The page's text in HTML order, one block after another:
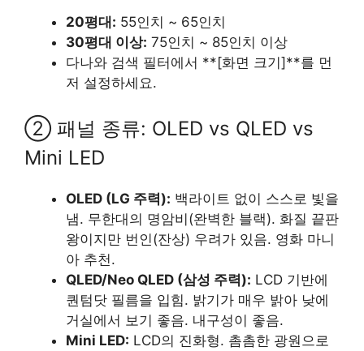
20평대: 55인치 ~ 65인치
30평대 이상: 75인치 ~ 85인치 이상
다나와 검색 필터에서 **[화면 크기]**를 먼
저 설정하세요.
② 패널 종류: OLED vs QLED vs
Mini LED
OLED (LG 주력): 백라이트 없이 스스로 빛을
냄. 무한대의 명암비(완벽한 블랙). 화질 끝판
왕이지만 번인(잔상) 우려가 있음. 영화 마니
아 추천.
QLED/Neo QLED (삼성 주력): LCD 기반에
퀀텀닷 필름을 입힘. 밝기가 매우 밝아 낮에
거실에서 보기 좋음. 내구성이 좋음.
Mini LED: LCD의 진화형. 촘촘한 광원으로